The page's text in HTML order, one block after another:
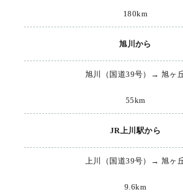
180km
旭川から
旭川（国道39号）→ 旭ヶ
55km
JR上川駅から
上川（国道39号）→ 旭ヶ
9.6km